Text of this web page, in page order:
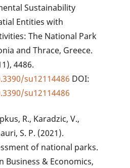
Sustainability
Entities with
The National Park
and Thrace, Greece.
4486.
su12114486 DOI:
su12114486
R., Karadzic, V.,
S. P. (2021).
of national parks.
Business & Economics,